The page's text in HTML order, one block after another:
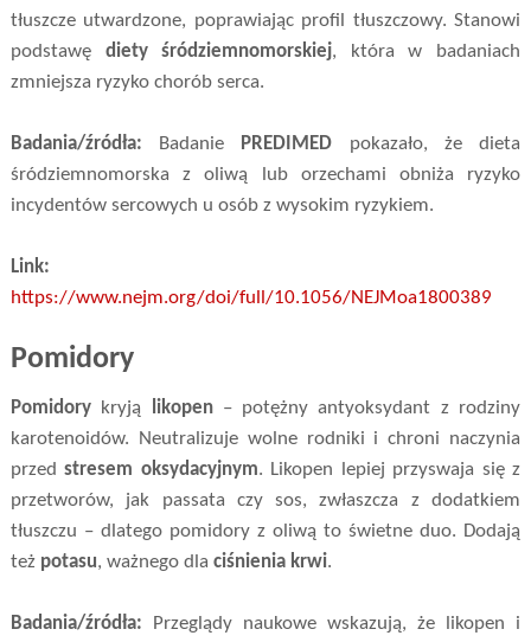
tłuszcze utwardzone, poprawiając profil tłuszczowy. Stanowi
podstawę diety śródziemnomorskiej, która w badaniach
zmniejsza ryzyko chorób serca.
Badania/źródła: Badanie PREDIMED pokazało, że dieta
śródziemnomorska z oliwą lub orzechami obniża ryzyko
incydentów sercowych u osób z wysokim ryzykiem.
Link:
https://www.nejm.org/doi/full/10.1056/NEJMoa1800389
Pomidory
Pomidorykryją likopen– potężny antyoksydant z rodziny
karotenoidów. Neutralizuje wolne rodniki i chroni naczynia
przedstresem oksydacyjnym. Likopen lepiej przyswaja się z
przetworów, jak passata czy sos, zwłaszcza z dodatkiem
tłuszczu – dlatego pomidory z oliwą to świetne duo. Dodają
też potasu, ważnego dla ciśnienia krwi.
Badania/źródła: Przeglądy naukowe wskazują, że likopen i